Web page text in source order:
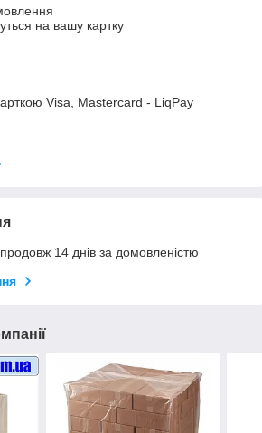
на вашу картку
Visa, Mastercard - LiqPay
14 днів за домовленістю